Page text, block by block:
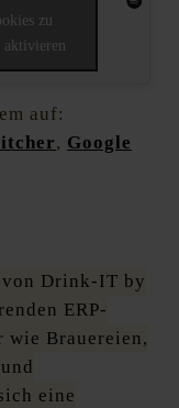
zu
aktivieren
auf:
, Google
von Drink-IT by
ERP-
wie Brauereien,
eine